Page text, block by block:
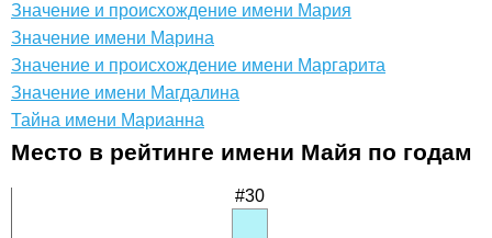
Значение и происхождение имени Мария
Значение имени Марина
Значение и происхождение имени Маргарита
Значение имени Магдалина
Тайна имени Марианна
Место в рейтинге имени Майя по годам
#30